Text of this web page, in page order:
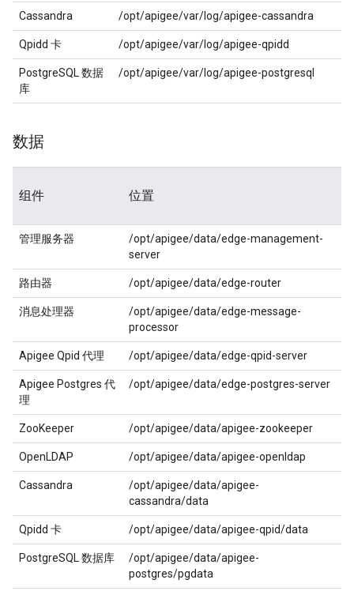
Cassandra /opt/apigee/var/log/apigee-cassandra
Qpidd 卡 /opt/apigee/var/log/apigee-qpidd
PostgreSQL 数据
库
/opt/apigee/var/log/apigee-postgresql
数据
组件 位置
管理服务器
/opt/apigee/data/edge-management-
server
路由器 /opt/apigee/data/edge-router
消息处理器
/opt/apigee/data/edge-message-
processor
Apigee Qpid 代理 /opt/apigee/data/edge-qpid-server
Apigee Postgres 代
理
/opt/apigee/data/edge-postgres-server
ZooKeeper /opt/apigee/data/apigee-zookeeper
OpenLDAP /opt/apigee/data/apigee-openldap
Cassandra
/opt/apigee/data/apigee-
cassandra/data
Qpidd 卡 /opt/apigee/data/apigee-qpid/data
PostgreSQL 数据库
/opt/apigee/data/apigee-
postgres/pgdata